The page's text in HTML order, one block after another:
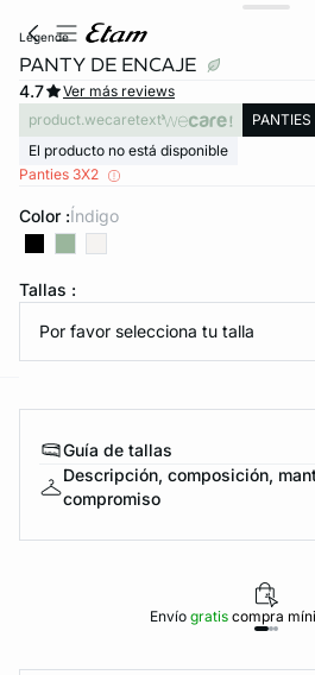
DE PANTIES
legende
PANTY DE ENCAJE
4.7
Ver más reviews
product.wecaretext
El producto no está disponible
Panties 3X2
Color : índigo
Tallas :
Por favor selecciona tu talla
Guía de tallas
Descripción, composición,
compromiso
Envíogratiscompra